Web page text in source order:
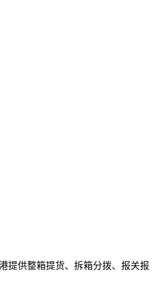
提供整箱提货、拆箱分拨、报关报